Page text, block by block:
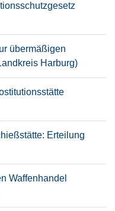
übermäßigen
Harburg)
Erteilung
Waffenhandel